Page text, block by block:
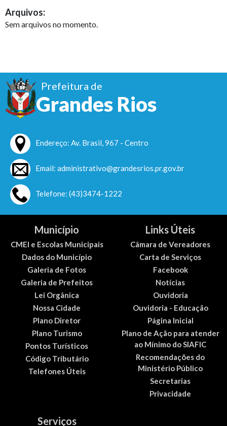
Arquivos:
Sem arquivos no momento.
Prefeitura de
Grandes Rios
Endereço: Av. Brasil, 967 - Centro
Email: administrativo@grandesrios.pr.gov.br
Telefone: (43)3474-1222
Município
CMEI e Escolas Municipais
Dados do Município
Galeria de Fotos
Galeria de Prefeitos
Lei Orgânica
Nossa Cidade
Plano Diretor
Plano Turismo
Pontos Turísticos
Código Tributário
Telefones Úteis
Links Úteis
Câmara de Vereadores
Carta de Serviços
Facebook
Notícias
Ouvidoria
Ouvidoria - Educação
Página Inicial
Plano de Ação para atender
ao Mínimo do SIAFIC
Recomendações do
Ministério Público
Secretarias
Privacidade
Serviços